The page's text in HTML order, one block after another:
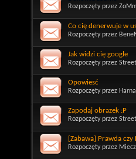
Rozpoczęty przez
Co cię denerwuje w
Rozpoczęty przez
Jak widzi cię google
Rozpoczęty przez Street
Opowiesć
Rozpoczęty przez
Zapodaj obrazek :P
Rozpoczęty przez Street
[Zabawa] Prawda czy
Rozpoczęty przez